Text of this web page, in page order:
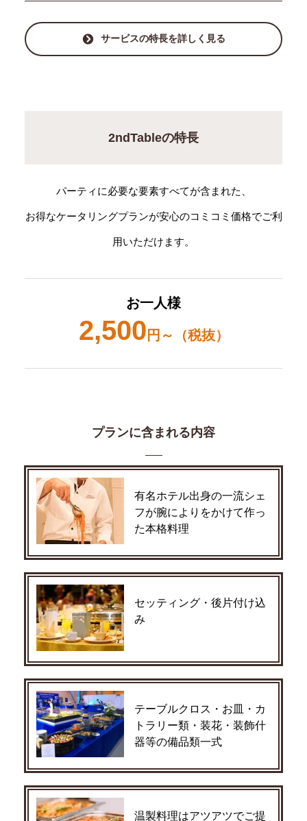
サービスの特長を詳しく見る
2ndTableの特長
パーティに必要な要素すべてが含まれた、
お得なケータリングプランが安心のコミコミ価格でご利
用いただけます。
お一人様
2,500 円～（税抜）
プランに含まれる内容
有名ホテル出身の一流シェ
フが腕によりをかけて作っ
た本格料理
セッティング・後片付け込
み
テーブルクロス・お皿・カ
トラリー類・装花・装飾什
器等の備品類一式
温製料理はアツアツでご提